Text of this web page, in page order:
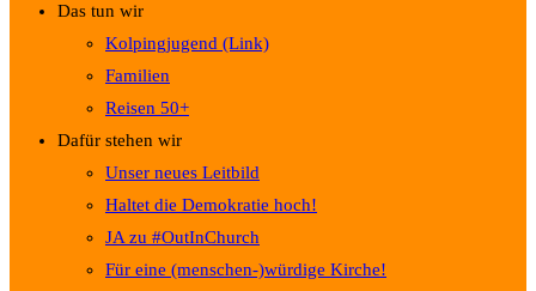
Das tun wir
Kolpingjugend (Link)
Familien
Reisen 50+
Dafür stehen wir
Unser neues Leitbild
Haltet die Demokratie hoch!
JA zu #OutInChurch
Für eine (menschen-)würdige Kirche!